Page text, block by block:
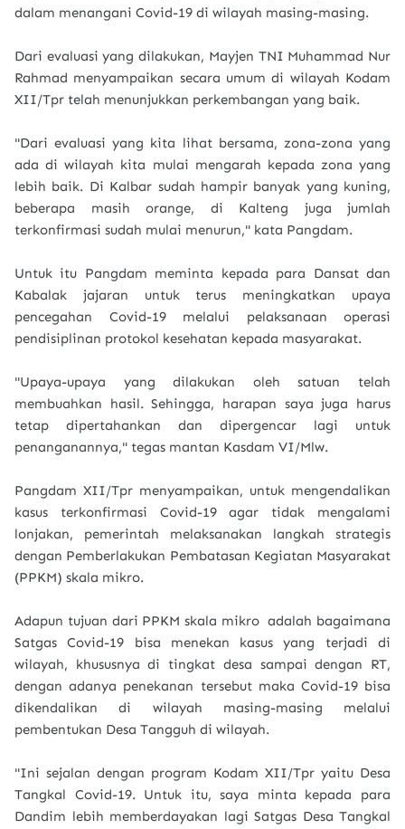
dalam menangani Covid-19 di wilayah masing-masing.
Dari evaluasi yang dilakukan, Mayjen TNI Muhammad Nur
Rahmad menyampaikan secara umum di wilayah Kodam
XII/Tpr telah menunjukkan perkembangan yang baik.
"Dari evaluasi yang kita lihat bersama, zona-zona yang
ada di wilayah kita mulai mengarah kepada zona yang
lebih baik. Di Kalbar sudah hampir banyak yang kuning,
beberapa masih orange, di Kalteng juga jumlah
terkonfirmasi sudah mulai menurun," kata Pangdam.
Untuk itu Pangdam meminta kepada para Dansat dan
Kabalak jajaran untuk terus meningkatkan upaya
pencegahan Covid-19 melalui pelaksanaan operasi
pendisiplinan protokol kesehatan kepada masyarakat.
"Upaya-upaya yang dilakukan oleh satuan telah
membuahkan hasil. Sehingga, harapan saya juga harus
tetap dipertahankan dan dipergencar lagi untuk
penanganannya," tegas mantan Kasdam VI/Mlw.
Pangdam XII/Tpr menyampaikan, untuk mengendalikan
kasus terkonfirmasi Covid-19 agar tidak mengalami
lonjakan, pemerintah melaksanakan langkah strategis
dengan Pemberlakukan Pembatasan Kegiatan Masyarakat
(PPKM) skala mikro.
Adapun tujuan dari PPKM skala mikro adalah bagaimana
Satgas Covid-19 bisa menekan kasus yang terjadi di
wilayah, khususnya di tingkat desa sampai dengan RT,
dengan adanya penekanan tersebut maka Covid-19 bisa
dikendalikan di wilayah masing-masing melalui
pembentukan Desa Tangguh di wilayah.
"Ini sejalan dengan program Kodam XII/Tpr yaitu Desa
Tangkal Covid-19. Untuk itu, saya minta kepada para
Dandim lebih memberdayakan lagi Satgas Desa Tangkal